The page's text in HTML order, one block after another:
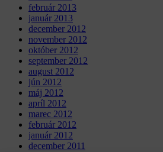
február 2013
január 2013
december 2012
november 2012
október 2012
september 2012
august 2012
jún 2012
máj 2012
apríl 2012
marec 2012
február 2012
január 2012
december 2011